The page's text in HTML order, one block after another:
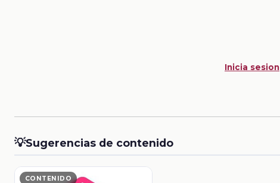
Inicia sesion
💡Sugerencias de contenido
CONTENIDO